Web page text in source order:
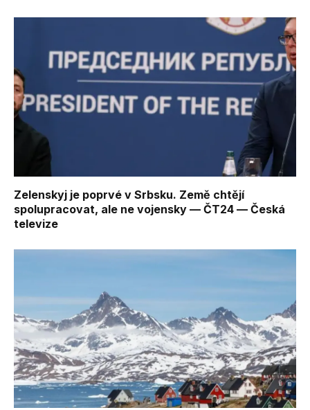
Zelenskyj je poprvé v Srbsku. Země chtějí
spolupracovat, ale ne vojensky — ČT24 — Česká
televize